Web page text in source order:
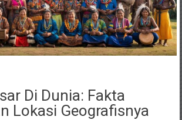
Di Dunia: Fakta
Lokasi Geografisnya